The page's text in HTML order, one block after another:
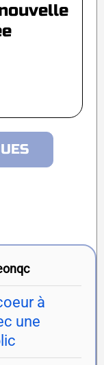
à
une